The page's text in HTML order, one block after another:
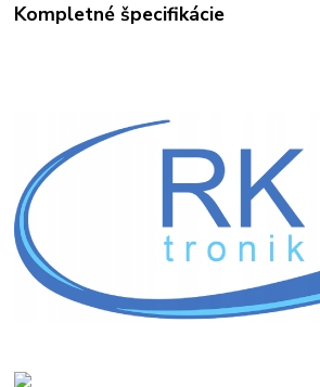
Kompletné špecifikácie